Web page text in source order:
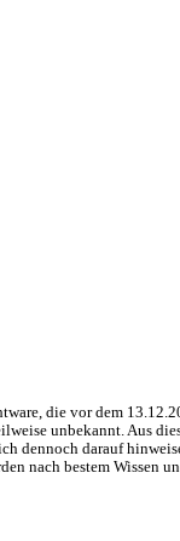
die vor dem
unbekannt. Aus
darauf
nach bestem Wissen